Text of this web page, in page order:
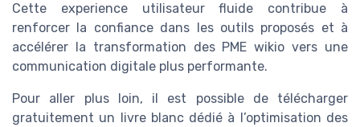
Cette experience utilisateur fluide contribue à
renforcer la confiance dans les outils proposés et à
accélérer la transformation des PME wikio vers une
communication digitale plus performante.
Pour aller plus loin, il est possible de télécharger
gratuitement un livre blanc dédié à l’optimisation des